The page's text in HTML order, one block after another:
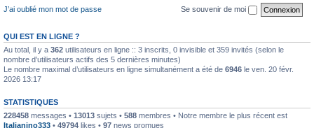
J’ai oublié mon mot de passe
Se souvenir de moi
QUI EST EN LIGNE ?
Au total, il y a 362 utilisateurs en ligne :: 3 inscrits, 0 invisible et 359 invités (selon le
nombre d’utilisateurs actifs des 5 dernières minutes)
Le nombre maximal d’utilisateurs en ligne simultanément a été de 6946 le ven. 20 févr.
2026 13:17
STATISTIQUES
228458 messages • 13013 sujets • 588 membres • Notre membre le plus récent est
Italianino333 • 49794 likes • 97 news promues